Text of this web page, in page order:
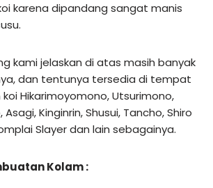
karena dipandang sangat manis
kami jelaskan di atas masih banyak
dan tentunya tersedia di tempat
Hikarimoyomono, Utsurimono,
Kinginrin, Shusui, Tancho, Shiro
Slayer dan lain sebagainya.
Kolam :